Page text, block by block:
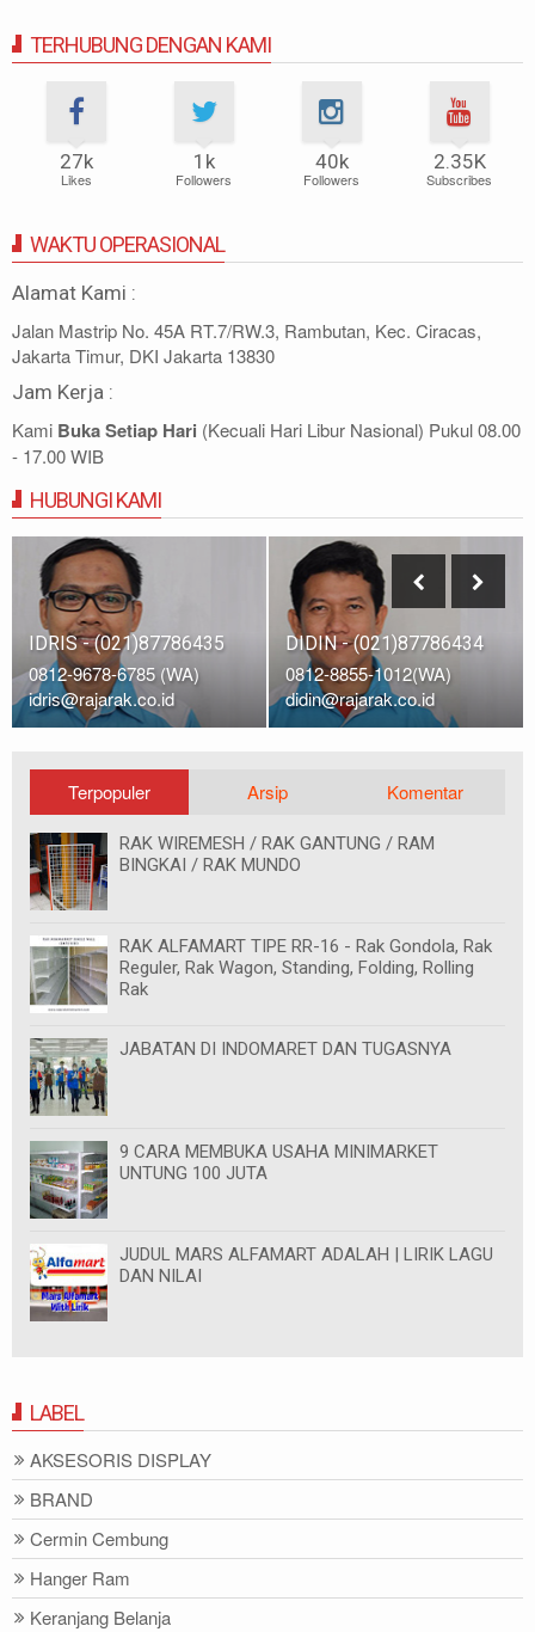
TERHUBUNG DENGAN KAMI
27k
Likes
1k
Followers
40k
Followers
2.35K
Subscribes
WAKTU OPERASIONAL
Alamat Kami :
Jalan Mastrip No. 45A RT.7/RW.3, Rambutan, Kec. Ciracas,
Jakarta Timur, DKI Jakarta 13830
Jam Kerja :
Kami Buka Setiap Hari (Kecuali Hari Libur Nasional) Pukul 08.00
- 17.00 WIB
HUBUNGI KAMI
IDRIS - (021)87786435
0812-9678-6785 (WA)
idris@rajarak.co.id
DIDIN - (021)87786434
0812-8855-1012(WA)
didin@rajarak.co.id
Terpopuler Arsip Komentar
RAK WIREMESH / RAK GANTUNG / RAM
BINGKAI / RAK MUNDO
RAK ALFAMART TIPE RR-16 - Rak Gondola, Rak
Reguler, Rak Wagon, Standing, Folding, Rolling
Rak
JABATAN DI INDOMARET DAN TUGASNYA
9 CARA MEMBUKA USAHA MINIMARKET
UNTUNG 100 JUTA
JUDUL MARS ALFAMART ADALAH | LIRIK LAGU
DAN NILAI
LABEL
AKSESORIS DISPLAY
BRAND
Cermin Cembung
Hanger Ram
Keranjang Belanja